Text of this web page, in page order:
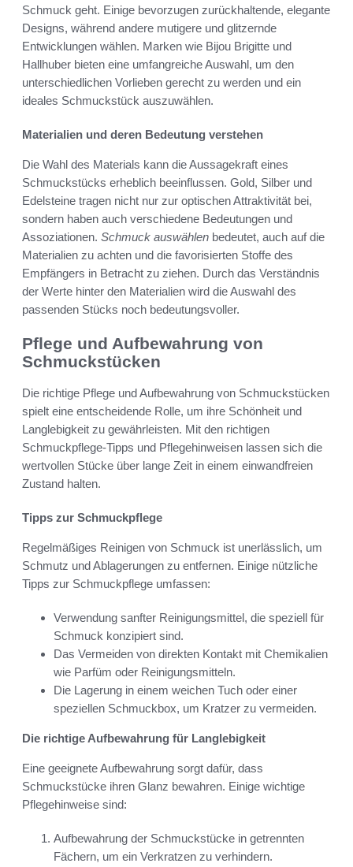
Schmuck geht. Einige bevorzugen zurückhaltende, elegante
Designs, während andere mutigere und glitzernde
Entwicklungen wählen. Marken wie Bijou Brigitte und
Hallhuber bieten eine umfangreiche Auswahl, um den
unterschiedlichen Vorlieben gerecht zu werden und ein
ideales Schmuckstück auszuwählen.
Materialien und deren Bedeutung verstehen
Die Wahl des Materials kann die Aussagekraft eines
Schmuckstücks erheblich beeinflussen. Gold, Silber und
Edelsteine tragen nicht nur zur optischen Attraktivität bei,
sondern haben auch verschiedene Bedeutungen und
Assoziationen. Schmuck auswählen bedeutet, auch auf die
Materialien zu achten und die favorisierten Stoffe des
Empfängers in Betracht zu ziehen. Durch das Verständnis
der Werte hinter den Materialien wird die Auswahl des
passenden Stücks noch bedeutungsvoller.
Pflege und Aufbewahrung von
Schmuckstücken
Die richtige Pflege und Aufbewahrung von Schmuckstücken
spielt eine entscheidende Rolle, um ihre Schönheit und
Langlebigkeit zu gewährleisten. Mit den richtigen
Schmuckpflege-Tipps und Pflegehinweisen lassen sich die
wertvollen Stücke über lange Zeit in einem einwandfreien
Zustand halten.
Tipps zur Schmuckpflege
Regelmäßiges Reinigen von Schmuck ist unerlässlich, um
Schmutz und Ablagerungen zu entfernen. Einige nützliche
Tipps zur Schmuckpflege umfassen:
Verwendung sanfter Reinigungsmittel, die speziell für
Schmuck konzipiert sind.
Das Vermeiden von direkten Kontakt mit Chemikalien
wie Parfüm oder Reinigungsmitteln.
Die Lagerung in einem weichen Tuch oder einer
speziellen Schmuckbox, um Kratzer zu vermeiden.
Die richtige Aufbewahrung für Langlebigkeit
Eine geeignete Aufbewahrung sorgt dafür, dass
Schmuckstücke ihren Glanz bewahren. Einige wichtige
Pflegehinweise sind:
Aufbewahrung der Schmuckstücke in getrennten
Fächern, um ein Verkratzen zu verhindern.